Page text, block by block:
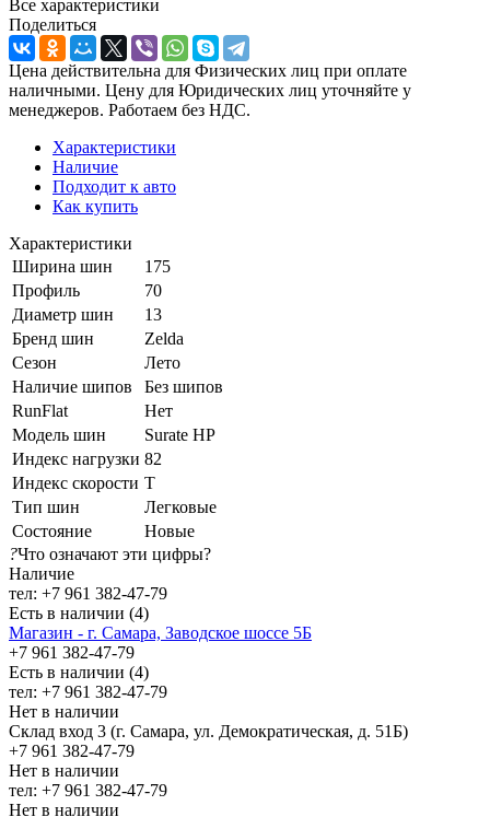
Все характеристики
Поделиться
Цена действительна для Физических лиц при оплате
наличными. Цену для Юридических лиц уточняйте у
менеджеров. Работаем без НДС.
Характеристики
Наличие
Подходит к авто
Как купить
Характеристики
Ширина шин
175
Профиль
70
Диаметр шин
13
Бренд шин
Zelda
Сезон
Лето
Наличие шипов
Без шипов
RunFlat
Нет
Модель шин
Surate HP
Индекс нагрузки 82
Индекс скорости T
Тип шин
Легковые
Состояние
Новые
?Что означают эти цифры?
Наличие
тел: +7 961 382-47-79
Есть в наличии (4)
Магазин - г. Самара, Заводское шоссе 5Б
+7 961 382-47-79
Есть в наличии (4)
тел: +7 961 382-47-79
Нет в наличии
Склад вход 3 (г. Самара, ул. Демократическая, д. 51Б)
+7 961 382-47-79
Нет в наличии
тел: +7 961 382-47-79
Нет в наличии